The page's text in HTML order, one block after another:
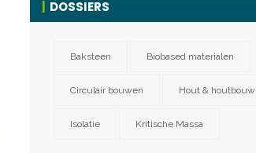
DOSSIERS
Baksteen Biobased materialen
Circulair bouwen Hout & houtbouw
Isolatie Kritische Massa